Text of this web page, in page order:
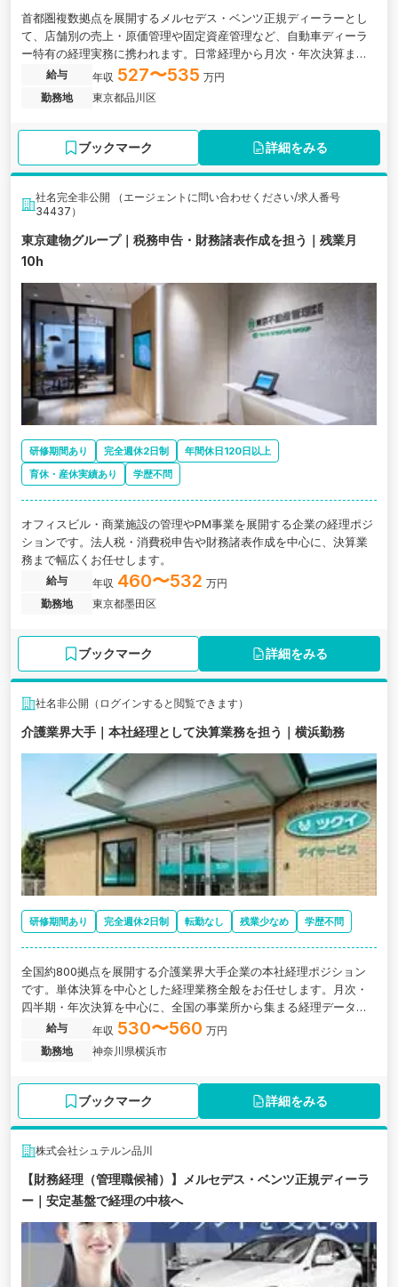
首都圏複数拠点を展開するメルセデス・ベンツ正規ディーラーとし
て、店舗別の売上・原価管理や固定資産管理など、自動車ディーラ
ー特有の経理実務に携われます。日常経理から月次・年次決算まで
一貫して担当し、将来的には経理組織の中核として業務改善やマネ
ジメントにも挑戦できる環境です。
給与 年収 527〜535 万円
勤務地
東京都品川区
ブックマーク 詳細をみる
社名完全非公開 （エージェントに問い合わせください/求人番号
34437）
東京建物グループ｜税務申告・財務諸表作成を担う｜残業月
10h
研修期間あり 完全週休2日制
年間休日120日以上
育休・産休実績あり
学歴不問
オフィスビル・商業施設の管理やPM事業を展開する企業の経理ポジ
ションです。法人税・消費税申告や財務諸表作成を中心に、決算業
務まで幅広くお任せします。
給与 年収 460〜532 万円
勤務地
東京都墨田区
ブックマーク 詳細をみる
社名非公開（ログインすると閲覧できます）
介護業界大手｜本社経理として決算業務を担う｜横浜勤務
研修期間あり 完全週休2日制 転勤なし 残業少なめ 学歴不問
全国約800拠点を展開する介護業界大手企業の本社経理ポジション
です。単体決算を中心とした経理業務全般をお任せします。月次・
四半期・年次決算を中心に、全国の事業所から集まる経理データの
取りまとめや決算報告資料の作成など、経理の中核業務を担ってい
ただきます。
給与 年収 530〜560 万円
勤務地
神奈川県横浜市
ブックマーク 詳細をみる
株式会社シュテルン品川
【財務経理（管理職候補）】メルセデス・ベンツ正規ディーラ
ー｜安定基盤で経理の中核へ